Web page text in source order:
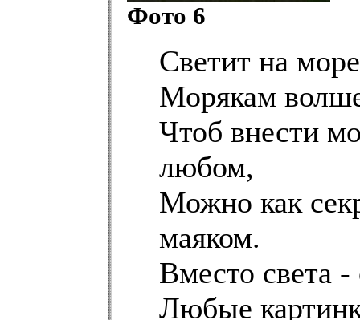
Фото 6
Светит на
Морякам
Чтоб внести
любом,
Можно как
маяком.
Вместо света -
Любые